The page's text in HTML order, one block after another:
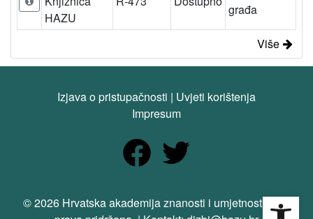
HAZU
građa
Više
Izjava o pristupačnosti | Uvjeti korištenja
Impresum
© 2026 Hrvatska akademija znanosti i umjetnosti. Sva